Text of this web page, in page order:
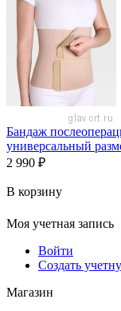
Бандаж
универсальный
2 990 ₽
В корзину
Моя учетная запись
Войти
Создать
Магазин